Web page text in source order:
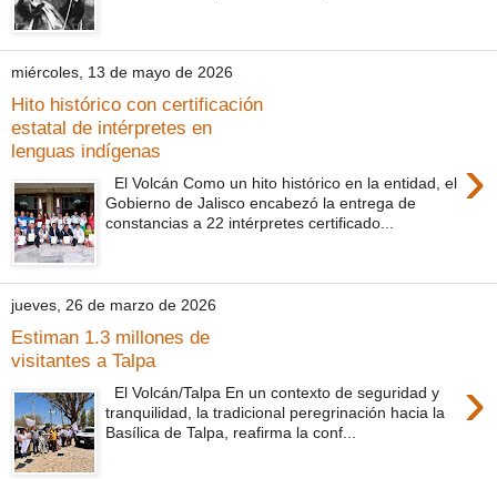
miércoles, 13 de mayo de 2026
Hito histórico con certificación
estatal de intérpretes en
lenguas indígenas
›
El Volcán Como un hito histórico en la entidad, el
Gobierno de Jalisco encabezó la entrega de
constancias a 22 intérpretes certificado...
jueves, 26 de marzo de 2026
Estiman 1.3 millones de
visitantes a Talpa
›
El Volcán/Talpa En un contexto de seguridad y
tranquilidad, la tradicional peregrinación hacia la
Basílica de Talpa, reafirma la conf...